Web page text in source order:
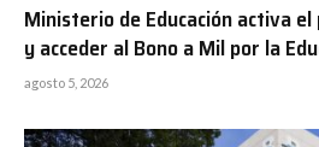
Ministerio de Educación activa
y acceder al Bono a Mil por la
agosto 5, 2026